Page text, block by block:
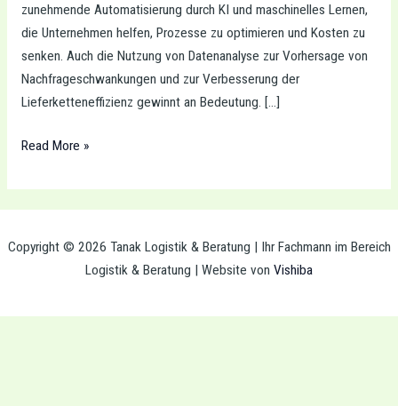
zunehmende Automatisierung durch KI und maschinelles Lernen,
die Unternehmen helfen, Prozesse zu optimieren und Kosten zu
senken. Auch die Nutzung von Datenanalyse zur Vorhersage von
Nachfrageschwankungen und zur Verbesserung der
Lieferketteneffizienz gewinnt an Bedeutung. […]
Read More »
Copyright © 2026 Tanak Logistik & Beratung | Ihr Fachmann im Bereich
Logistik & Beratung | Website von Vishiba